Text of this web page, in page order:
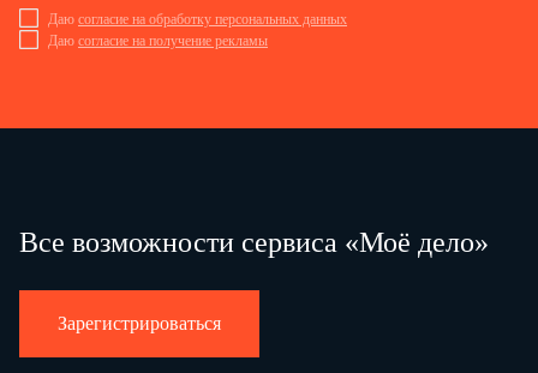
Даю согласие на обработку персональных данных
Даю согласие на получение рекламы
Все возможности сервиса «Моё дело»
Зарегистрироваться